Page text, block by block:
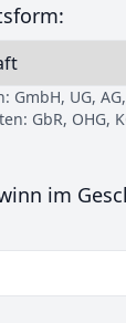
UG, AG,
GbR, OHG,
im